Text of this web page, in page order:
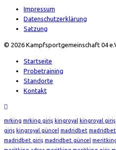
Impressum
Datenschutzerklärung
Satzung
© 2026 Kampfsportgemeinschaft 04
Startseite
Probetraining
Standorte
Kontakt
mrking mrking giriş kingroyal kingroyal giriş
giriş kingroyal güncel madridbet
madridbet giriş madridbet güncel